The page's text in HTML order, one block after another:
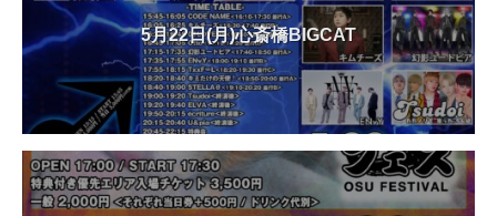
5月22日(月)心斎橋BIGCAT